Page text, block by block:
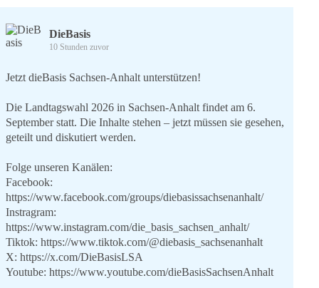
DieBasis
10 Stunden zuvor
Jetzt dieBasis Sachsen-Anhalt unterstützen!
Die Landtagswahl 2026 in Sachsen-Anhalt findet am 6.
September statt. Die Inhalte stehen – jetzt müssen sie gesehen,
geteilt und diskutiert werden.
Folge unseren Kanälen:
Facebook:
https://www.facebook.com/groups/diebasissachsenanhalt/
Instragram:
https://www.instagram.com/die_basis_sachsen_anhalt/
Tiktok: https://www.tiktok.com/@diebasis_sachsenanhalt
X: https://x.com/DieBasisLSA
Youtube: https://www.youtube.com/dieBasisSachsenAnhalt